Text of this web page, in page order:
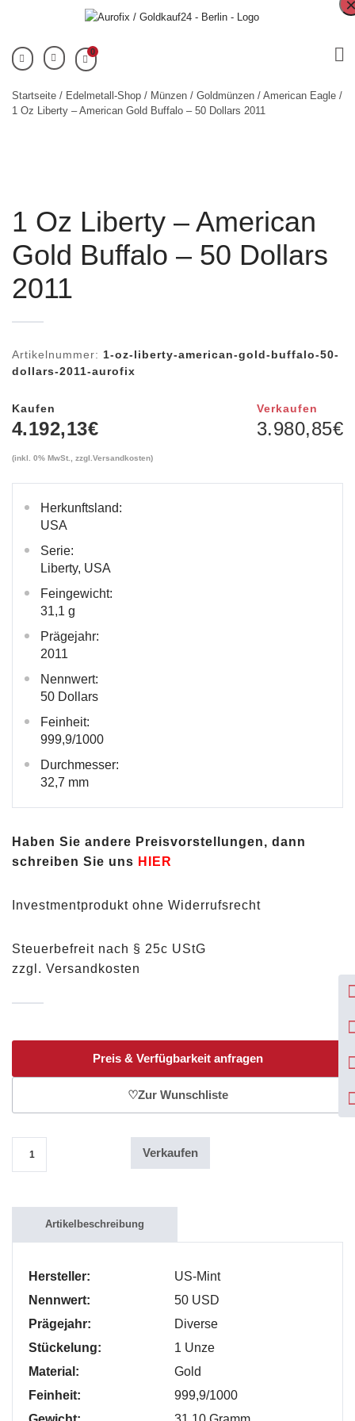
0
Startseite / Edelmetall-Shop / Münzen / Goldmünzen / American Eagle /
1 Oz Liberty – American Gold Buffalo – 50 Dollars 2011
1 Oz Liberty – American
Gold Buffalo – 50 Dollars
2011
Artikelnummer: 1-oz-liberty-american-gold-buffalo-50-
dollars-2011-aurofix
Kaufen
4.192,13€
Verkaufen
3.980,85€
(inkl. 0% MwSt., zzgl. Versandkosten)
Herkunftsland:
USA
Serie:
Liberty, USA
Feingewicht:
31,1 g
Prägejahr:
2011
Nennwert:
50 Dollars
Feinheit:
999,9/1000
Durchmesser:
32,7 mm
Haben Sie andere Preisvorstellungen, dann
schreiben Sie uns HIER
Investmentprodukt ohne Widerrufsrecht
Steuerbefreit nach § 25c UStG
zzgl. Versandkosten
Preis & Verfügbarkeit anfragen
♡Zur Wunschliste
Verkaufen
Artikelbeschreibung
Hersteller:
US-Mint
Nennwert:
50 USD
Prägejahr:
Diverse
Stückelung:
1 Unze
Material:
Gold
Feinheit:
999,9/1000